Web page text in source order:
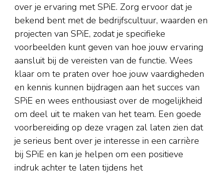
over je ervaring met SPiE. Zorg ervoor dat je
bekend bent met de bedrijfscultuur, waarden en
projecten van SPiE, zodat je specifieke
voorbeelden kunt geven van hoe jouw ervaring
aansluit bij de vereisten van de functie. Wees
klaar om te praten over hoe jouw vaardigheden
en kennis kunnen bijdragen aan het succes van
SPiE en wees enthousiast over de mogelijkheid
om deel uit te maken van het team. Een goede
voorbereiding op deze vragen zal laten zien dat
je serieus bent over je interesse in een carrière
bij SPiE en kan je helpen om een positieve
indruk achter te laten tijdens het